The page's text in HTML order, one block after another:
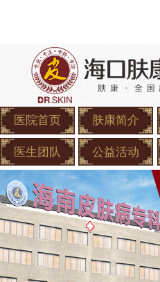
医院首页 肤康简介
医生团队 公益活动